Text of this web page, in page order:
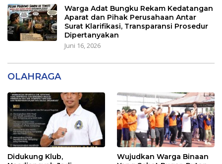
Warga Adat Bungku Rekam Kedatangan
Aparat dan Pihak Perusahaan Antar
Surat Klarifikasi, Transparansi Prosedur
Dipertanyakan
Juni 16, 2026
OLAHRAGA
Didukung Klub,
Wujudkan Warga Binaan